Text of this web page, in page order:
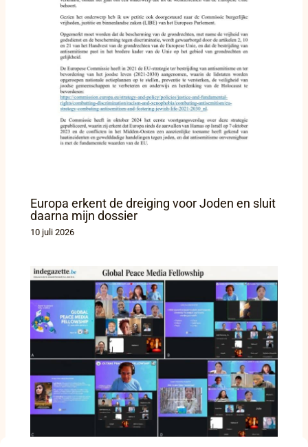
Europa erkent de dreiging voor Joden en sluit
daarna mijn dossier
10 juli 2026